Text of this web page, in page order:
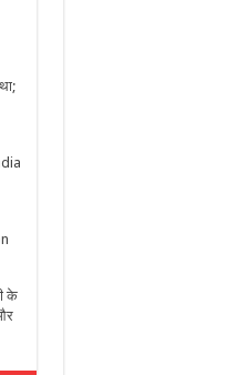
के